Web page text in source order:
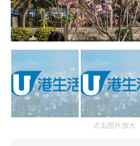
点击图片放大